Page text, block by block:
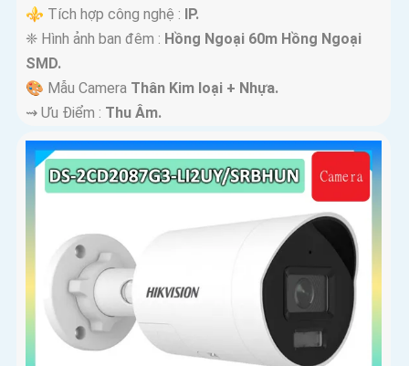
⚜️ Tích hợp công nghệ : IP.
❈ Hình ảnh ban đêm : Hồng Ngoại 60m Hồng Ngoại
SMD.
🎨 Mẫu Camera Thân Kim loại + Nhựa.
️⇝ Ưu Điểm : Thu Âm.